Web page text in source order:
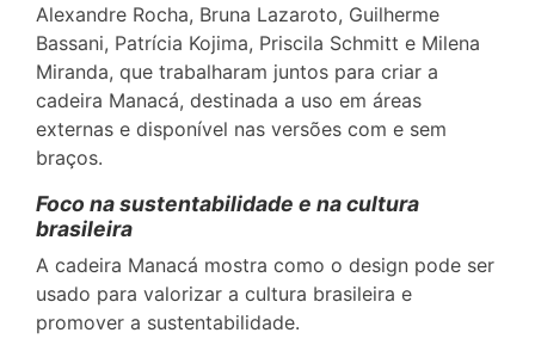
Alexandre Rocha, Bruna Lazaroto, Guilherme
Bassani, Patrícia Kojima, Priscila Schmitt e Milena
Miranda, que trabalharam juntos para criar a
cadeira Manacá, destinada a uso em áreas
externas e disponível nas versões com e sem
braços.
Foco na sustentabilidade e na cultura
brasileira
A cadeira Manacá mostra como o design pode ser
usado para valorizar a cultura brasileira e
promover a sustentabilidade.